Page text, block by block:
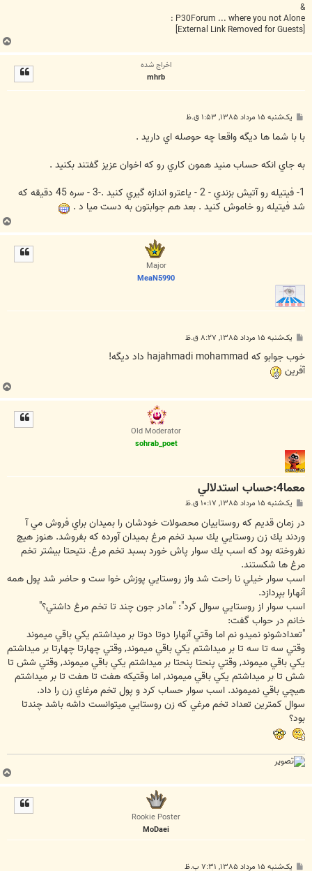
&
P30Forum ... where you not Alone :
ب
ا
اخراج شده
mhrb
پ
ت
یک‌شنبه ۱۵ مرداد ۱۳۸۵, ۱:۵۳ ق.ظ
با با شما ها ديگه واقعا چه حوصله اي داريد .
به جاي انکه حساب منيد همون کاري رو که اخوان عزيز گفتند بکنيد .
1- فيتيله رو آتيش بزندي - 2 - ياعترو اندازه گيري کنيد .-3 - سره 45 دقيقه که
شد فيتيله رو خاموش کنيد . بعد هم جوابتون به دست ميا د .
ب
ا
Major
MeaN5990
پ
ت
یک‌شنبه ۱۵ مرداد ۱۳۸۵, ۸:۲۷ ق.ظ
خوب جوابو که hajahmadi mohammad داد ديگه!
آفرين
ب
ا
Old Moderator
sohrab_poet
معما4:حساب استدلالي
پ
ت
یک‌شنبه ۱۵ مرداد ۱۳۸۵, ۱۰:۱۷ ق.ظ
در زمان قديم كه روستاييان محصولات خودشان را بميدان براي فروش مي آ
وردند يك زن روستايي يك سبد تخم مرغ بميدان آورده كه بفروشد. هنوز هيچ
نفروخته بود كه اسب يك سوار پاش خورد بسبد تخم مرغ. نتيحتا بيشتر تخم
مرغ ها شكستند.
اسب سوار خيلي نا راحت شد واز روستايي پوزش خوا ست و حاضر شد پول همه
آنهارا بپردازد.
اسب سوار از روستايي سوال كرد": "مادر جون چند تا تخم مرغ داشتي؟"
خانم در حواب گفت:
"تعدادشونو نميدو نم اما وقتي آنهارا دوتا دوتا بر ميداشتم يكي باقي ميموند
وقتي سه تا سه تا بر ميداشتم يكي باقي ميموند, وقتي چهارتا چهارتا بر ميداشتم
يكي باقي ميموند, وقتي پنحتا پنحتا بر ميداشتم يكي باقي ميموند, وقتي شش تا
شش تا بر ميداشتم يكي باقي ميموند, اما وقتيكه هفت تا هفت تا بر ميداشتم
هيچي باقي نميموند. اسب سوار حساب كرد و پول تخم مرغاي زن را داد.
سوال كمترين تعداد تخم مرغي كه زن روستايي ميتوانست داشه باشد چندتا
بود؟
ب
ا
Rookie Poster
MoDaei
پ یک‌شنبه ۱۵ مرداد ۱۳۸۵, ۷:۳۱ ب.ظ